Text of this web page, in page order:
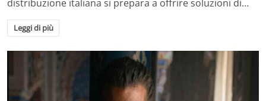
distribuzione italiana si prepara a offrire soluzioni di…
Leggi di più